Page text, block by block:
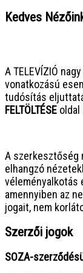
Kedves
A TELEVÍZIÓ
vonatkozású
tudósítás
FELTÖLTÉSE oldal
A szerkesztőség
elhangzó
véleményalkotás
amennyiben az
jogait, nem
Szerzői jogok
SOZA-